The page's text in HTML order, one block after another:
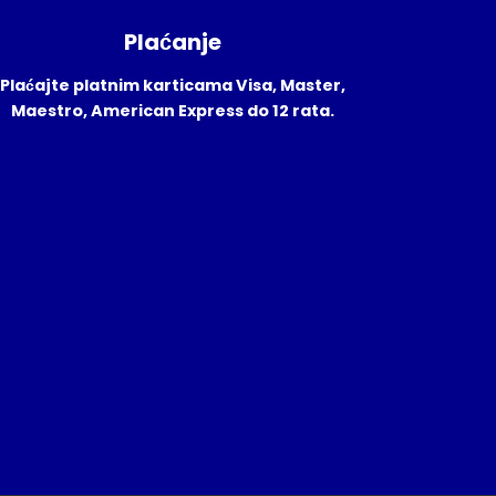
Plaćanje
Plaćajte platnim karticama Visa, Master,
Maestro, American Express do 12 rata.